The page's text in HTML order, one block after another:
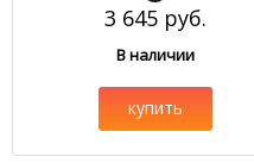
3 645 руб.
В наличии
купить